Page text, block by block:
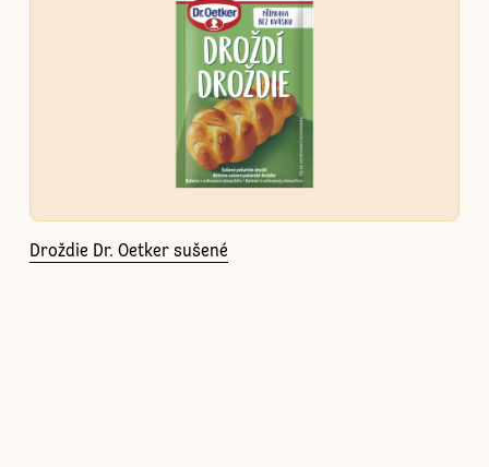
Droždie Dr. Oetker sušené